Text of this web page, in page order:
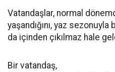
Vatandaşlar, normal
yaşandığını, yaz
da içinden çıkılmaz hale
Bir vatandaş,